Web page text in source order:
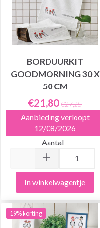
BORDUURKIT
GOODMORNING 30 X
50 CM
€21,80€27,25
Aanbieding verloopt
12/08/2026
Aantal
In winkelwagentje
19% korting